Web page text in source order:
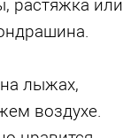
растяжка или
лыжах,
воздухе.